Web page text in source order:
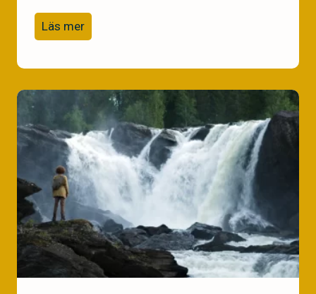
n
a
r
e
s
H
å
l
b
a
Läs merB
o
e
p
a
r
n
e
r